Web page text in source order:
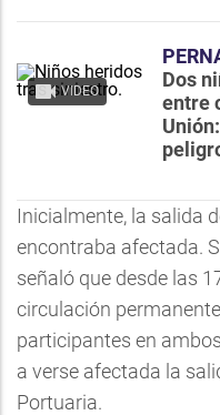
VIDEO
Dos
entre
Inicialmente, la salida
encontraba afectada.
señaló que desde las
circulación
participantes en
a verse afectada la
Portuaria.